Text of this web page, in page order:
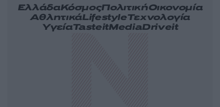
ΕλλάδαΚόσμοςΠολιτικήΟικονομία
ΑθλητικάLifestyleΤεχνολογία
ΥγείαTasteitMediaDriveit